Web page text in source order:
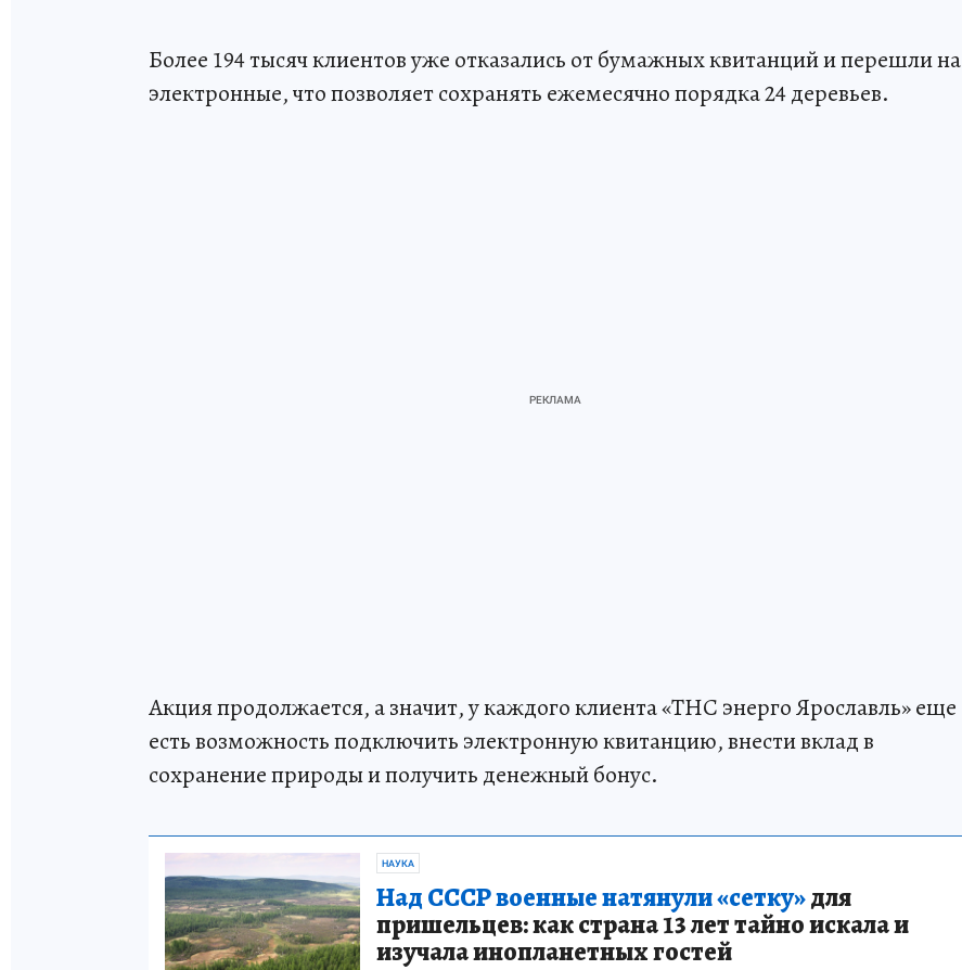
Более 194 тысяч клиентов уже отказались от бумажных квитанций и перешли на
электронные, что позволяет сохранять ежемесячно порядка 24 деревьев.
Акция продолжается, а значит, у каждого клиента «ТНС энерго Ярославль» еще
есть возможность подключить электронную квитанцию, внести вклад в
сохранение природы и получить денежный бонус.
НАУКА
Над СССР военные натянули «сетку»для
пришельцев: как страна 13 лет тайно искала и
изучала инопланетных гостей